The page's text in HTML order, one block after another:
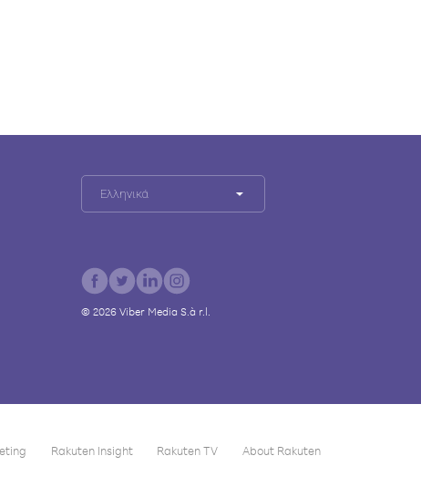
Ελληνικά
© 2026 Viber Media S.à r.l.
Rakuten Insight Rakuten TV About Rakuten